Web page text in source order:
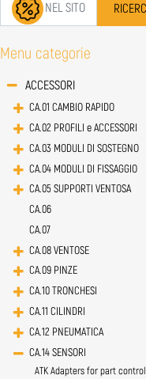
Menu categorie
ACCESSORI
CA.01 CAMBIO RAPIDO
CA.02 PROFILI e ACCESSORI
CA.03 MODULI DI SOSTEGNO
CA.04 MODULI DI FISSAGGIO
CA.05 SUPPORTI VENTOSA
CA.06
CA.07
CA.08 VENTOSE
CA.09 PINZE
CA.10 TRONCHESI
CA.11 CILINDRI
CA.12 PNEUMATICA
CA.14 SENSORI
ATK Adapters for part control